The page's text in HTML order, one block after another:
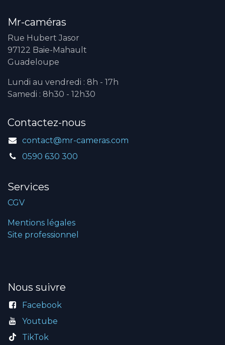
Mr-caméras
Rue Hubert Jasor
97122 Baie-Mahault
Guadeloupe
Lundi au vendredi : 8h - 17h
Samedi : 8h30 - 12h30
Contactez-nous
contact@mr-cameras.com
0590 630 300
Services
CGV
Mentions légales
Site professionnel
Nous suivre
Facebook
Youtube
TikTok